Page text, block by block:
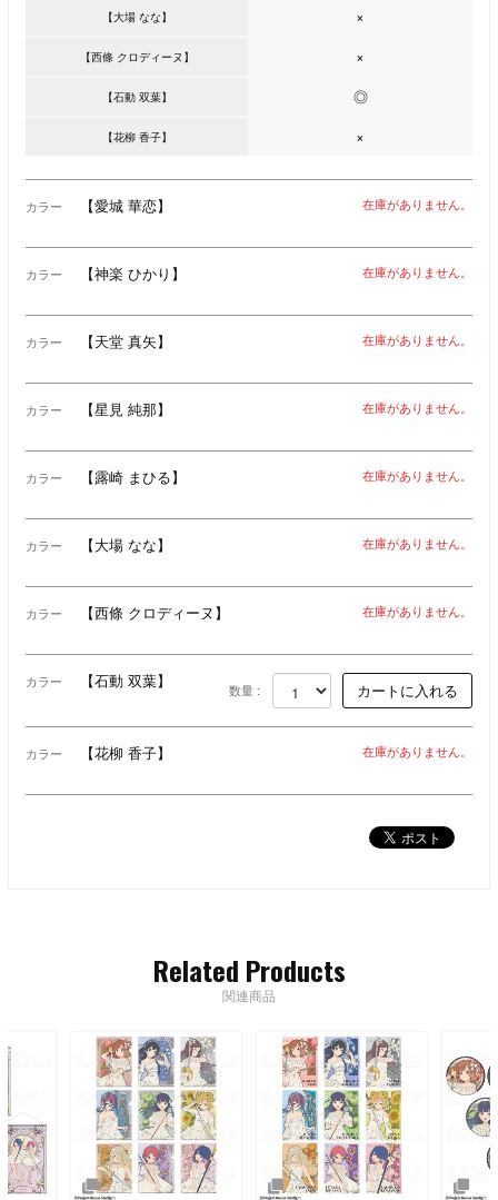
【大場 なな】 ×
【西條 クロディーヌ】 ×
【石動 双葉】 ◎
【花柳 香子】 ×
カラー 【愛城 華恋】 在庫がありません。
カラー 【神楽 ひかり】 在庫がありません。
カラー 【天堂 真矢】 在庫がありません。
カラー 【星見 純那】 在庫がありません。
カラー 【露崎 まひる】 在庫がありません。
カラー 【大場 なな】 在庫がありません。
カラー 【西條 クロディーヌ】 在庫がありません。
カラー 【石動 双葉】 数量 :
カラー 【花柳 香子】 在庫がありません。
Related Products
関連商品